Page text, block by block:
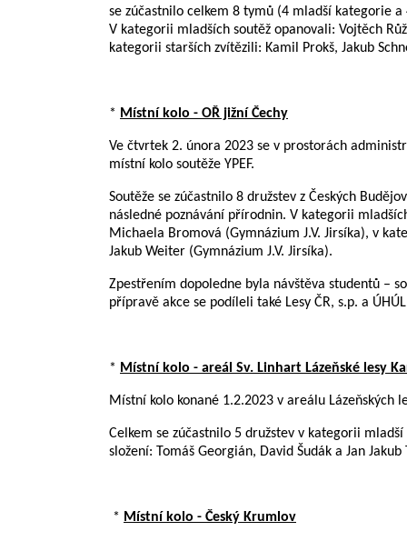
se zúčastnilo celkem 8 tymů (4 mladší kategorie
V kategorii mladších soutěž opanovali: Vojtěch
kategorii starších zvítězili: Kamil Prokš, Jakub
* Místní kolo - OŘ jižní Čechy
Ve čtvrtek 2. února 2023 se v prostorách
místní kolo soutěže YPEF.
Soutěže se zúčastnilo 8 družstev z Českých
následné poznávání přírodnin. V kategorii
Michaela Bromová (Gymnázium J.V. Jirsíka), v
Jakub Weiter (Gymnázium J.V. Jirsíka).
Zpestřením dopoledne byla návštěva studentů –
přípravě akce se podíleli také Lesy ČR, s.p. a
* Místní kolo - areál Sv. Linhart Lázeňské lesy
Místní kolo konané 1.2.2023 v areálu Lázeňských
Celkem se zúčastnilo 5 družstev v kategorii
složení: Tomáš Georgián, David Šudák a Jan
* Místní kolo - Český Krumlov